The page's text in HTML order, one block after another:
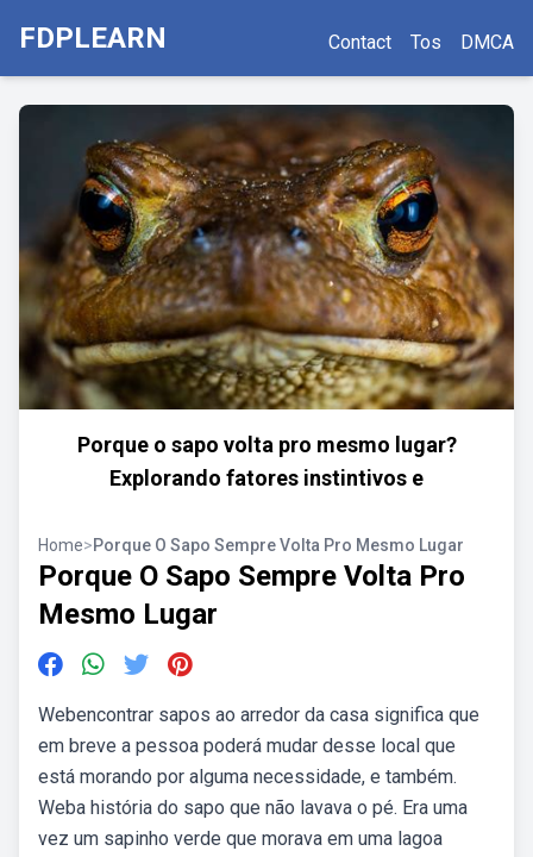
FDPLEARN Contact Tos DMCA
Porque o sapo volta pro mesmo lugar?
Explorando fatores instintivos e
Home>Porque O Sapo Sempre Volta Pro Mesmo Lugar
Porque O Sapo Sempre Volta Pro
Mesmo Lugar
Webencontrar sapos ao arredor da casa significa que
em breve a pessoa poderá mudar desse local que
está morando por alguma necessidade, e também.
Weba história do sapo que não lavava o pé. Era uma
vez um sapinho verde que morava em uma lagoa